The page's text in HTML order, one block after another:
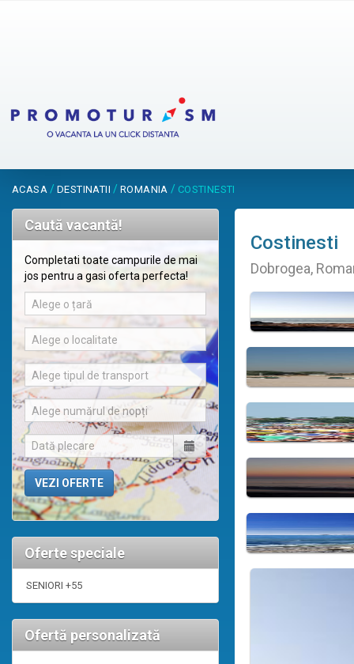
ACASA / DESTINATII / ROMANIA / COSTINESTI
Caută vacantă!
Completati toate campurile de mai
jos pentru a gasi oferta perfecta!
Alege o țară
Alege o localitate
Alege tipul de transport
Alege numărul de nopți
Oferte speciale
SENIORI +55
Ofertă personalizată
Costinesti
Dobrogea,